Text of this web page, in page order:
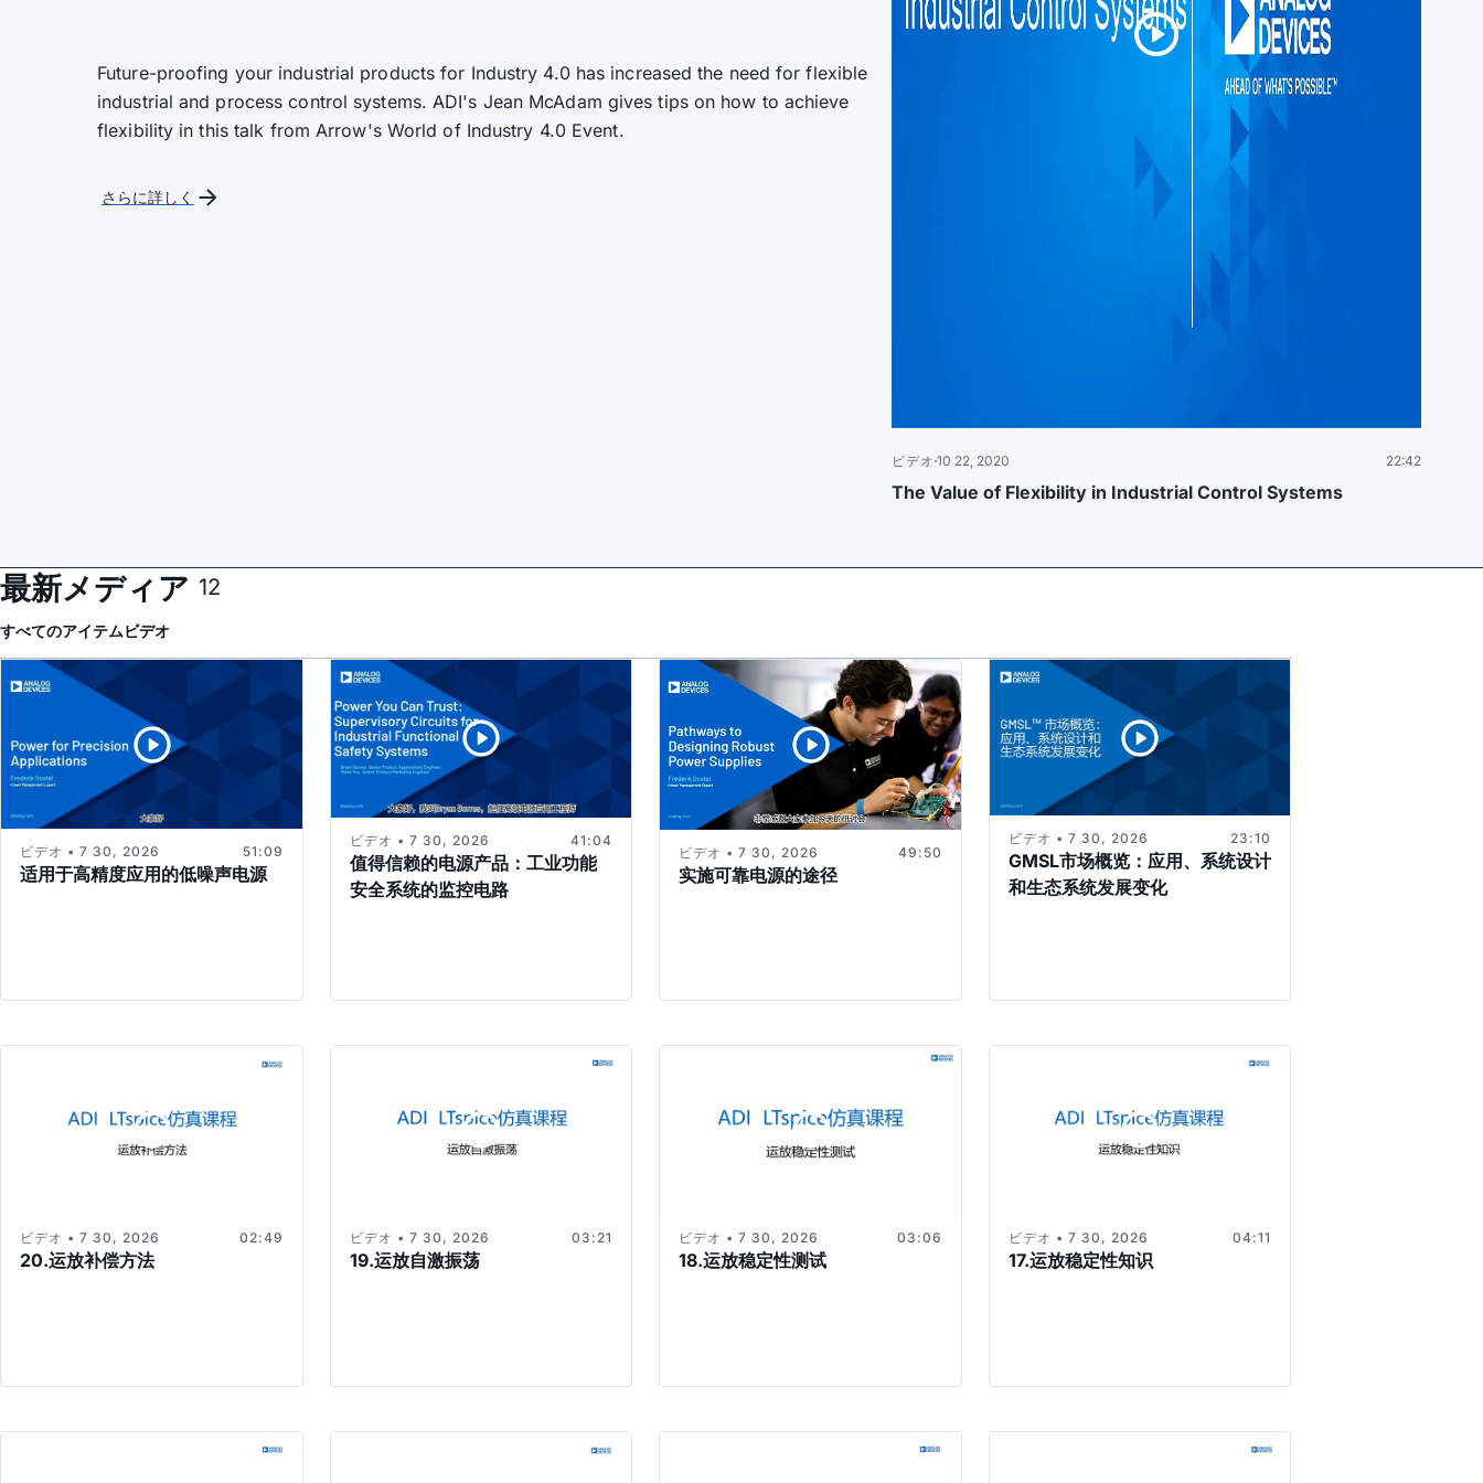
Future-proofing your industrial products for Industry 4.0 has increased the need for flexible
industrial and process control systems. ADI's Jean McAdam gives tips on how to achieve
flexibility in this talk from Arrow's World of Industry 4.0 Event.
さらに詳しく
ビデオ 10 22, 2020 22:42
The Value of Flexibility in Industrial Control Systems
最新メディア 12
すべてのアイテムビデオ
适用于高精度应用的低噪声电源
ビデオ • 7 30, 2026 51:09
值得信赖的电源产品：工业功能
安全系统的监控电路
ビデオ • 7 30, 2026 41:04
实施可靠电源的途径
ビデオ • 7 30, 2026 49:50
GMSL市场概览：应用、系统设计
和生态系统发展变化
ビデオ • 7 30, 2026 23:10
20.运放补偿方法
ビデオ • 7 30, 2026 02:49
19.运放自激振荡
ビデオ • 7 30, 2026 03:21
18.运放稳定性测试
ビデオ • 7 30, 2026 03:06
17.运放稳定性知识
ビデオ • 7 30, 2026 04:11